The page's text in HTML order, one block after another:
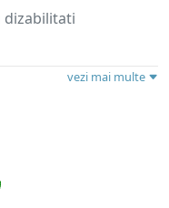
dizabilitati
vezi mai multe